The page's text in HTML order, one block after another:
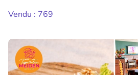
Vendu : 769